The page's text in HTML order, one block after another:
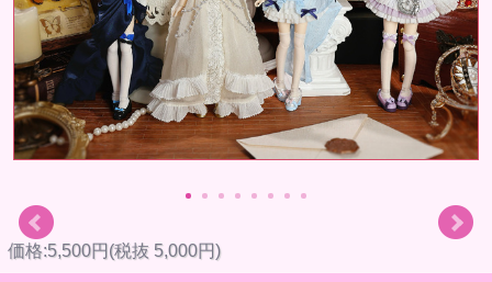
価格:5,500円(税抜 5,000円)